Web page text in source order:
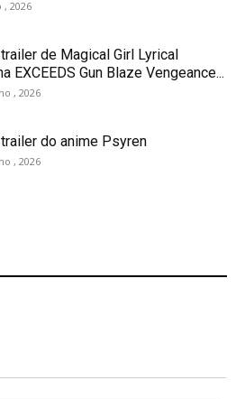
, 2026
de Magical Girl Lyrical
EXCEEDS Gun Blaze Vengeance...
, 2026
do anime Psyren
, 2026